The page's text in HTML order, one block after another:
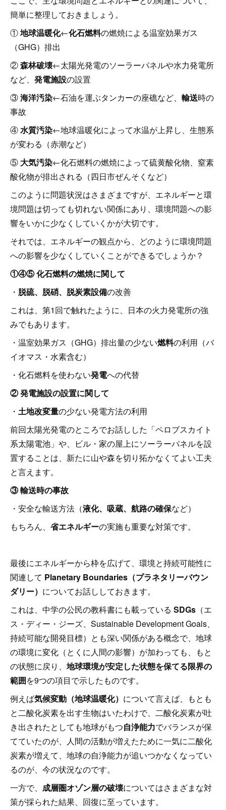
簡単に整理しておきましょう。
①地球温暖化←化石燃料の燃焼による温室効果ガス
（GHG）排出
②森林破壊←太陽光発電のソーラーパネルや水力発電所
など、 発電施設の設置
③海洋汚染←石油を運ぶタンカーの座礁など、 輸送時の
事故
④水質汚染←地球温暖化によって水温が上昇し、生態系
が変わる（赤潮など）
⑤ 大気汚染←化石燃料の燃焼によって硫黄酸化物、窒素
酸化物が排出される（四日市ぜんそくなど）
このように問題状況はさまざまですが、エネルギーと環
境問題は切っても切れない関係にあり、環境問題への影
響をいかに少なくしていくかが大切です。
それでは、エネルギーの観点から、どのように環境問題
への影響を少なくしていくことができるでしょうか？
①④⑤ 化石燃料の燃焼に関して
・ 脱硫、脱硝、脱炭素設備の改善
これは、第1回で触れたように、日本の火力発電所の強
みでもあります。
・温室効果ガス（GHG）排出量の少ない燃料の利用（バ
イオマス・水素含む）
・化石燃料を使わない発電への代替
② 発電施設の設置に関して
・ 土地改変量の少ない発電方法の利用
前回太陽光発電のところでお話しした「ペロブスカイト
系太陽電池」や、ビル・家の屋上にソーラーパネルを設
置することは、新たに山や森を切り拓かなくてよい工夫
と言えます。
③ 輸送時の事故
・安全な輸送方法（液化、吸蔵、航路の確保など）
もちろん、 省エネルギーの実施も重要な対策です。
最後にエネルギーから枠を広げて、環境と持続可能性に
関連して Planetary Boundaries（プラネタリーバウン
ダリー） についてお話ししておきます。
これは、中学の公民の教科書にも載っている SDGs （エ
ス・ディー・ジーズ、Sustainable Development Goals、
持続可能な開発目標）とも深い関係がある概念で、地球
の環境に変化（とくに人間の影響）が加わっても、もと
の状態に戻り、 地球環境が安定した状態を保てる限界の
範囲を9つの項目で示したものです。
例えば気候変動（地球温暖化） について言えば、もとも
と二酸化炭素を出す生物はいたわけで、二酸化炭素が吐
き出されたとしても地球がもつ自浄能力でバランスが保
てていたのが、人間の活動が増えたために一気に二酸化
炭素が増えて、地球の自浄能力が追いつかなくなってい
るのが、今の状況なのです。
一方で、 成層圏オゾン層の破壊についてはさまざまな対
策が採られた結果、回復に至っています。